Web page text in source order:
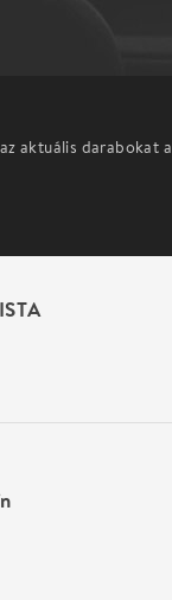
aktuális darabokat a